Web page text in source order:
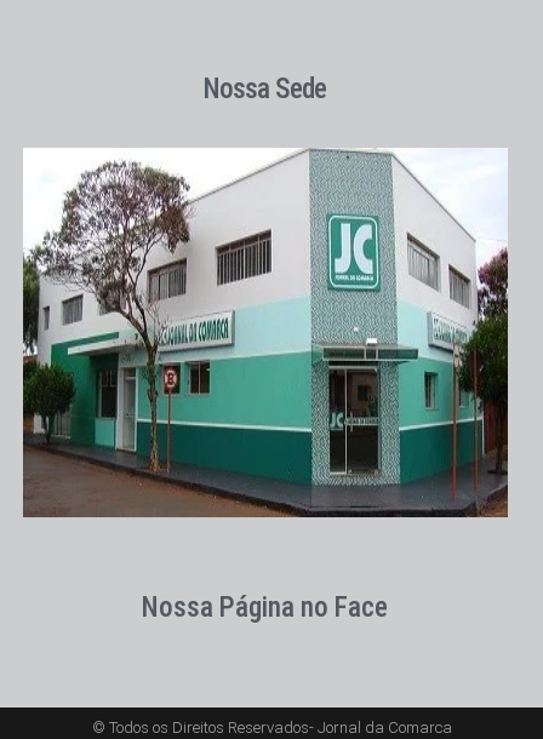
Nossa Sede
Nossa Página no Face
© Todos os Direitos Reservados- Jornal da Comarca